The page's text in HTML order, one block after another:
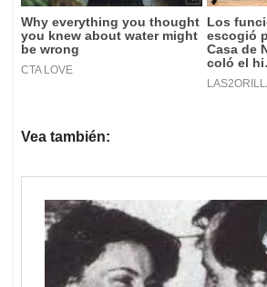
Vea también: